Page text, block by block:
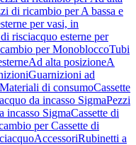
di ricambio per A bassa e
per vasi, in
risciacquo esterne per
per MonobloccoTubi
Ad alta posizioneA
Guarnizioni ad
Materiali di consumoCassette
da incasso SigmaPezzi
incasso SigmaCassette di
per Cassette di
AccessoriRubinetti a